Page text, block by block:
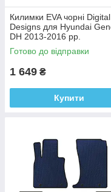
Килимки EVA чорні Digital
Designs для Hyundai
DH 2013-2016 рр.
Етилвінілацетат
Готово до відправки
1 649 ₴
Купити